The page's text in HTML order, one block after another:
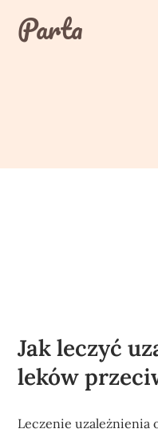
contentParta
Jak leczyć
leków
Leczenie uzależnienia